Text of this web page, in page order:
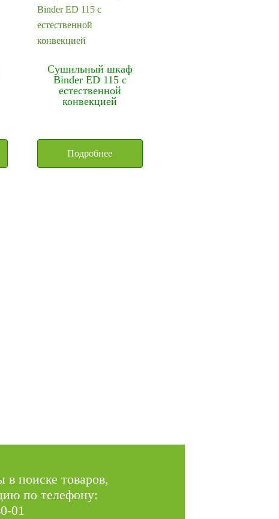
Сушильный шкаф
Binder ED 115 с
естественной
конвекцией
Подробнее
в поиске товаров,
по телефону:
01